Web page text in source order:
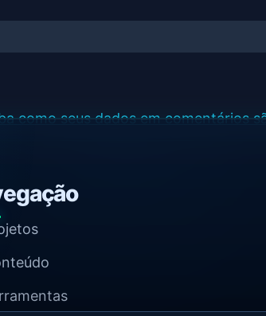
como seus dados em comentários